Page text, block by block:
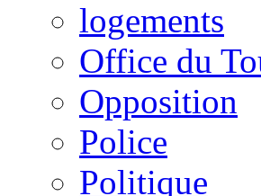
logements
Office du
Opposition
Police
Politique